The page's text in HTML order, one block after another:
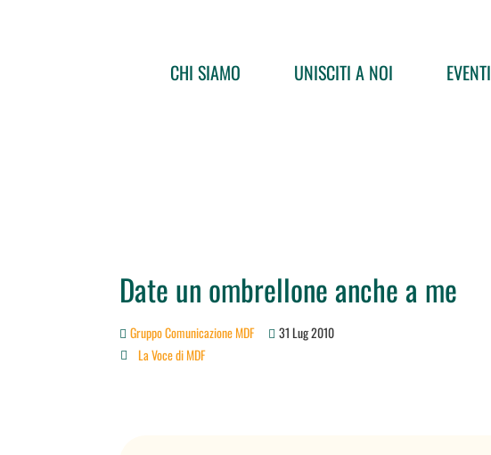
CHI SIAMO UNISCITI A NOI EVENTI
Date un ombrellone anche a me
Gruppo Comunicazione MDF 31 Lug 2010
 La Voce di MDF